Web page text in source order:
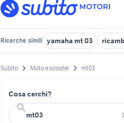
Ricerche simili yamaha mt 03
Subito Moto e scooter mt03
Cosa cerchi?